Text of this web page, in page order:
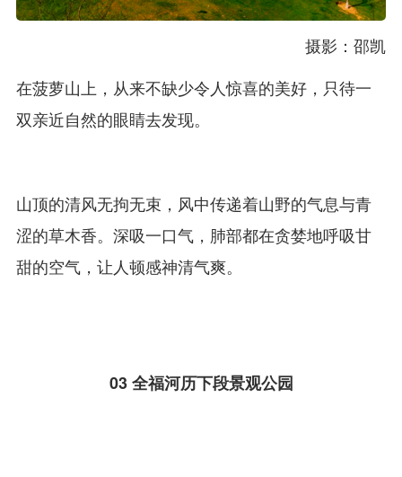
摄影：邵凯
在菠萝山上，从来不缺少令人惊喜的美好，只待一
双亲近自然的眼睛去发现。
山顶的清风无拘无束，风中传递着山野的气息与青
涩的草木香。深吸一口气，肺部都在贪婪地呼吸甘
甜的空气，让人顿感神清气爽。
03 全福河历下段景观公园